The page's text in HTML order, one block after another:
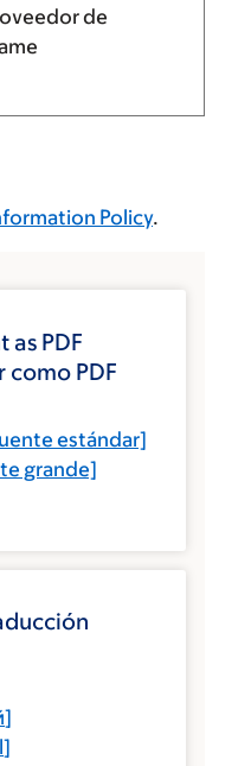
de
Policy.
as PDF
como PDF
estándar]
grande]
]
]